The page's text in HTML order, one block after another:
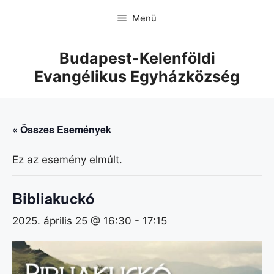
Menü
Budapest-Kelenföldi
Evangélikus Egyházközség
« Összes Események
Ez az esemény elmúlt.
Bibliakuckó
2025. április 25 @ 16:30 - 17:15